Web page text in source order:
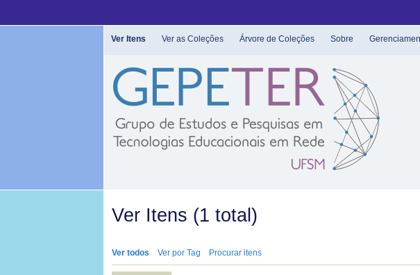
Ver Itens Ver as Coleções Árvore de Coleções Sobre
Ver Itens (1 total)
Ver todos Ver por Tag Procurar itens